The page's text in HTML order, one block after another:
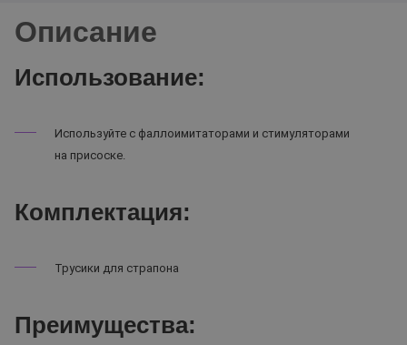
Описание
Использование:
Используйте с фаллоимитаторами и стимуляторами
на присоске.
Комплектация:
Трусики для страпона
Преимущества: